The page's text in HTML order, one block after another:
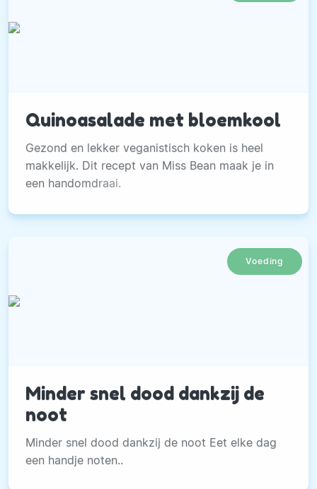
Quinoasalade met bloemkool
Gezond en lekker veganistisch koken is heel
makkelijk. Dit recept van Miss Bean maak je in
een handomdraai.
Voeding
Minder snel dood dankzij de
noot
Minder snel dood dankzij de noot Eet elke dag
een handje noten..